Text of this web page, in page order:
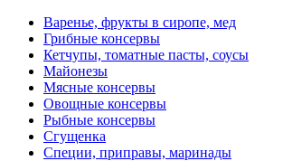
Варенье, фрукты в сиропе, мед
Грибные консервы
Кетчупы, томатные пасты, соусы
Майонезы
Мясные консервы
Овощные консервы
Рыбные консервы
Сгущенка
Специи, приправы, маринады